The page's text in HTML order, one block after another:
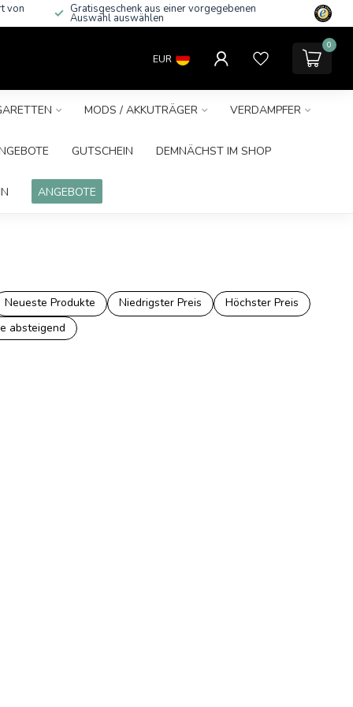
von Gratisgeschenk aus einer vorgegebenen
Auswahl auswählen
EUR
0
MODS / AKKUTRÄGER VERDAMPFER
GUTSCHEIN DEMNÄCHST IM SHOP
ANGEBOTE
Neueste Produkte Niedrigster Preis
Höchster Preis
absteigend